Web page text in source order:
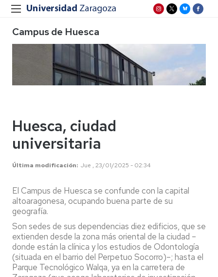
Campus de Huesca
Huesca, ciudad
universitaria
Última modificación Jue , 23/01/2025 - 02:34
El Campus de Huesca se confunde con la capital
altoaragonesa, ocupando buena parte de su
geografía.
Son sedes de sus dependencias diez edificios, que se
extienden desde la zona más oriental de la ciudad –
donde están la clínica y los estudios de Odontología
(situada en el barrio del Perpetuo Socorro)–; hasta el
Parque Tecnológico Walqa, ya en la carretera de